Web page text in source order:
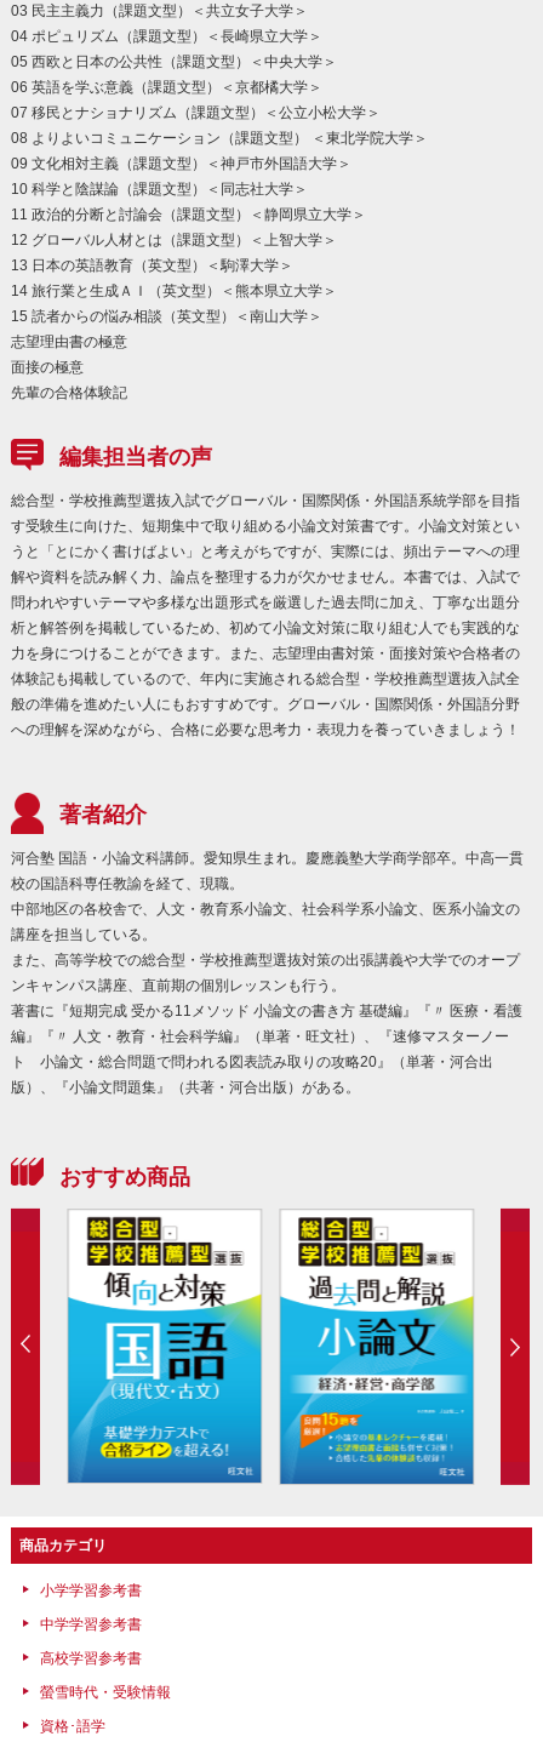
03 民主主義力（課題文型）＜共立女子大学＞
04 ポピュリズム（課題文型）＜長崎県立大学＞
05 西欧と日本の公共性（課題文型）＜中央大学＞
06 英語を学ぶ意義（課題文型）＜京都橘大学＞
07 移民とナショナリズム（課題文型）＜公立小松大学＞
08 よりよいコミュニケーション（課題文型） ＜東北学院大学＞
09 文化相対主義（課題文型）＜神戸市外国語大学＞
10 科学と陰謀論（課題文型）＜同志社大学＞
11 政治的分断と討論会（課題文型）＜静岡県立大学＞
12 グローバル人材とは（課題文型）＜上智大学＞
13 日本の英語教育（英文型）＜駒澤大学＞
14 旅行業と生成ＡＩ（英文型）＜熊本県立大学＞
15 読者からの悩み相談（英文型）＜南山大学＞
志望理由書の極意
面接の極意
先輩の合格体験記
編集担当者の声
総合型・学校推薦型選抜入試でグローバル・国際関係・外国語系統学部を目指
す受験生に向けた、短期集中で取り組める小論文対策書です。小論文対策とい
うと「とにかく書けばよい」と考えがちですが、実際には、頻出テーマへの理
解や資料を読み解く力、論点を整理する力が欠かせません。本書では、入試で
問われやすいテーマや多様な出題形式を厳選した過去問に加え、丁寧な出題分
析と解答例を掲載しているため、初めて小論文対策に取り組む人でも実践的な
力を身につけることができます。また、志望理由書対策・面接対策や合格者の
体験記も掲載しているので、年内に実施される総合型・学校推薦型選抜入試全
般の準備を進めたい人にもおすすめです。グローバル・国際関係・外国語分野
への理解を深めながら、合格に必要な思考力・表現力を養っていきましょう！
著者紹介
河合塾 国語・小論文科講師。愛知県生まれ。慶應義塾大学商学部卒。中高一貫
校の国語科専任教諭を経て、現職。
中部地区の各校舎で、人文・教育系小論文、社会科学系小論文、医系小論文の
講座を担当している。
また、高等学校での総合型・学校推薦型選抜対策の出張講義や大学でのオープ
ンキャンパス講座、直前期の個別レッスンも行う。
著書に『短期完成 受かる11メソッド 小論文の書き方 基礎編』『〃 医療・看護
編』『〃 人文・教育・社会科学編』（単著・旺文社）、『速修マスターノー
ト 小論文・総合問題で問われる図表読み取りの攻略20』（単著・河合出
版）、『小論文問題集』（共著・河合出版）がある。
おすすめ商品
商品カテゴリ
小学学習参考書
中学学習参考書
高校学習参考書
螢雪時代・受験情報
資格･語学